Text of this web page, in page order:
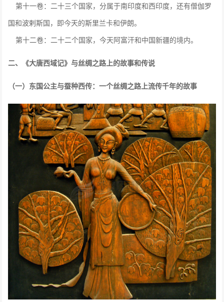
第十一卷：二十三个国家，分属于南印度和西印度，还有僧伽罗
国和波剌斯国，即今天的斯里兰卡和伊朗。
第十二卷：二十二个国家，今天阿富汗和中国新疆的境内。
二、《大唐西域记》与丝绸之路上的故事和传说
（一）东国公主与蚕种西传：一个丝绸之路上流传千年的故事